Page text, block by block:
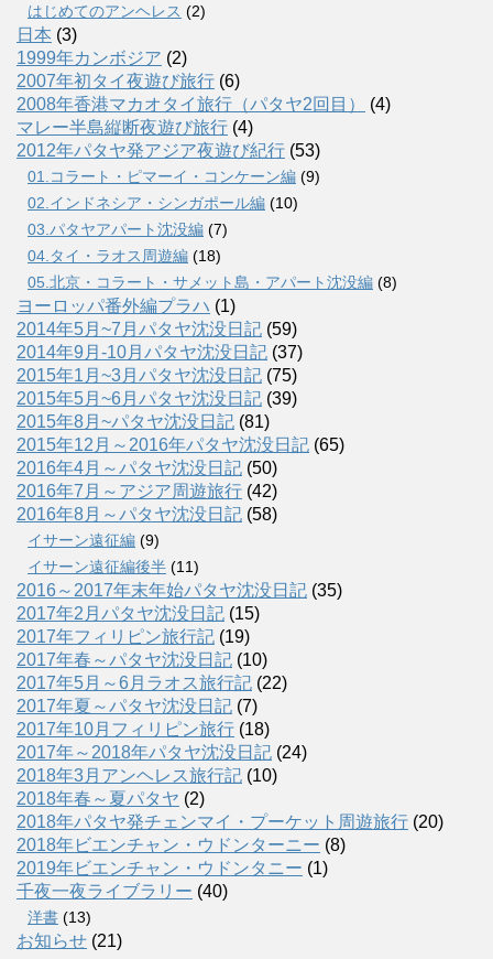
はじめてのアンヘレス (2)
日本 (3)
1999年カンボジア (2)
2007年初タイ夜遊び旅行 (6)
2008年香港マカオタイ旅行（パタヤ2回目）
(4)
マレー半島縦断夜遊び旅行 (4)
2012年パタヤ発アジア夜遊び紀行 (53)
01.コラート・ピマーイ・コンケーン編 (9)
02.インドネシア・シンガポール編 (10)
03.パタヤアパート沈没編 (7)
04.タイ・ラオス周遊編 (18)
05.北京・コラート・サメット島・アパート沈没編 (8)
ヨーロッパ番外編プラハ (1)
2014年5月~7月パタヤ沈没日記 (59)
2014年9月-10月パタヤ沈没日記 (37)
2015年1月~3月パタヤ沈没日記 (75)
2015年5月~6月パタヤ沈没日記 (39)
2015年8月~パタヤ沈没日記 (81)
2015年12月～2016年パタヤ沈没日記 (65)
2016年4月～パタヤ沈没日記 (50)
2016年7月～アジア周遊旅行 (42)
2016年8月～パタヤ沈没日記 (58)
イサーン遠征編 (9)
イサーン遠征編後半 (11)
2016～2017年末年始パタヤ沈没日記 (35)
2017年2月パタヤ沈没日記 (15)
2017年フィリピン旅行記 (19)
2017年春～パタヤ沈没日記 (10)
2017年5月～6月ラオス旅行記 (22)
2017年夏～パタヤ沈没日記 (7)
2017年10月フィリピン旅行 (18)
2017年～2018年パタヤ沈没日記 (24)
2018年3月アンヘレス旅行記 (10)
2018年春～夏パタヤ (2)
2018年パタヤ発チェンマイ・プーケット周遊旅行 (20)
2018年ビエンチャン・ウドンターニー (8)
2019年ビエンチャン・ウドンタニー (1)
千夜一夜ライブラリー (40)
洋書 (13)
お知らせ (21)